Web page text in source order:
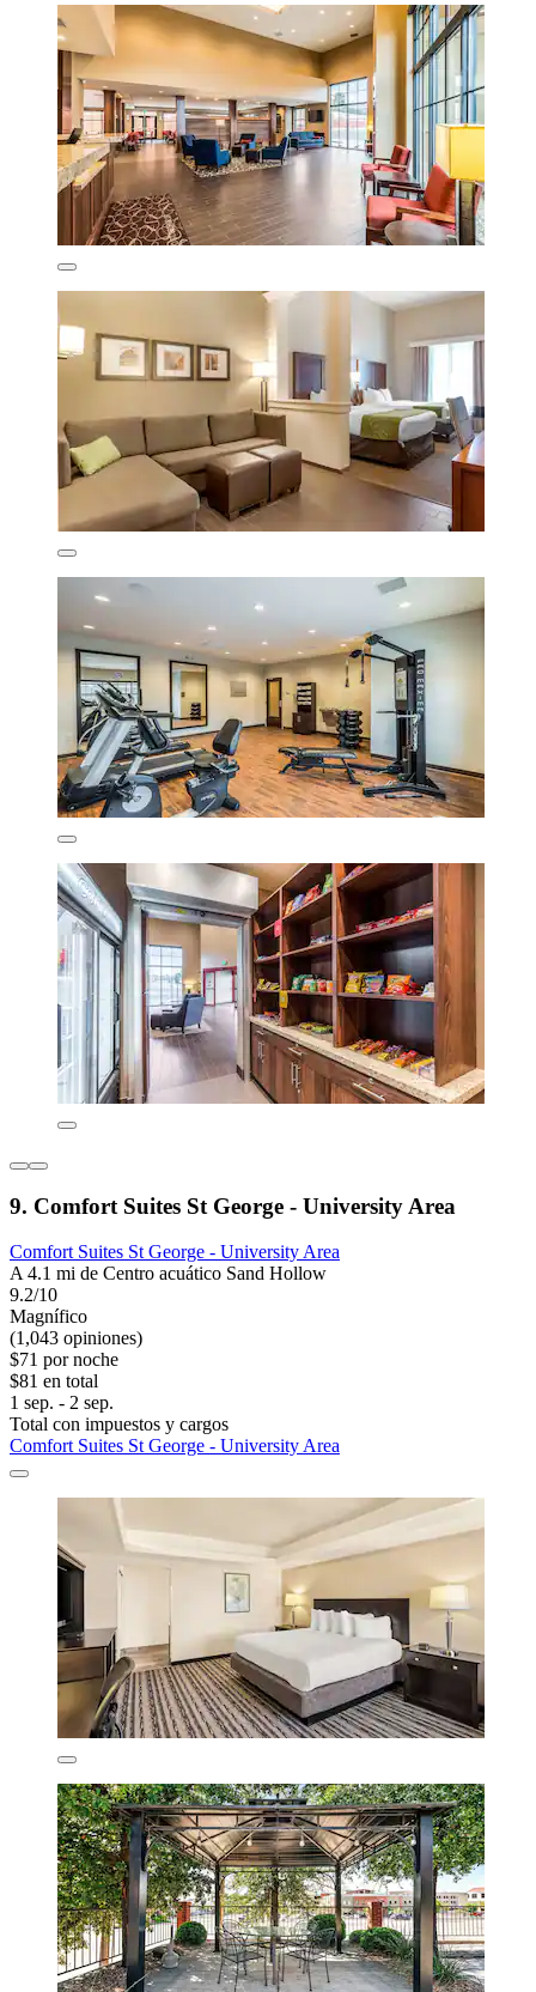
9. Comfort Suites St George - University Area
Comfort Suites St George - University Area
A 4.1 mi de Centro acuático Sand Hollow
9.2/10
Magnífico
(1,043 opiniones)
$71 por noche
$81 en total
1 sep. - 2 sep.
Total con impuestos y cargos
Comfort Suites St George - University Area